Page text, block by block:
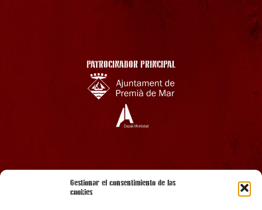
Gestionar el consentimiento de las
cookies
PATROCINADOR PRINCIPAL
AMB EL SUPORT